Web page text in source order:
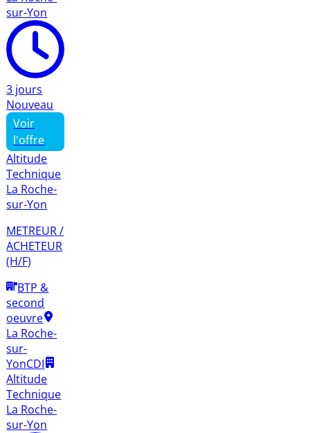
sur-Yon
3 jours
Nouveau
Voir
l'offre
Altitude
Technique
La Roche-
sur-Yon
METREUR /
ACHETEUR
(H/F)
BTP &
second
oeuvre
La Roche-
sur-
YonCDI
Altitude
Technique
La Roche-
sur-Yon